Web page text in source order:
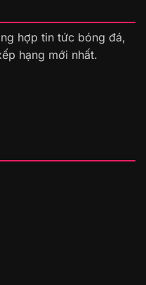
hợp tin tức bóng đá,
hạng mới nhất.